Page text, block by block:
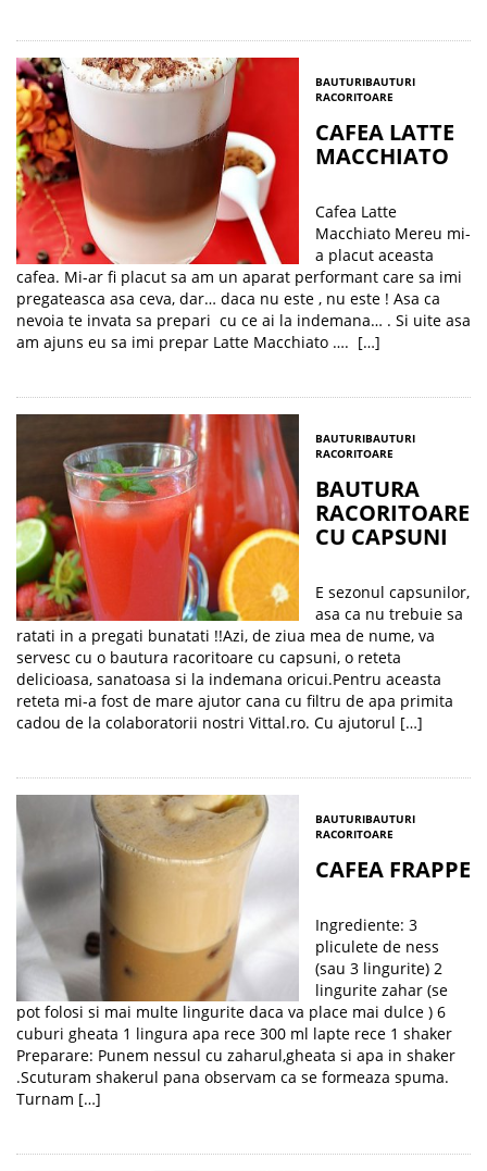
BAUTURIBAUTURI
RACORITOARE
CAFEA LATTE
MACCHIATO
Cafea Latte
Macchiato Mereu mi-
a placut aceasta
cafea. Mi-ar fi placut sa am un aparat performant care sa imi
pregateasca asa ceva, dar… daca nu este , nu este ! Asa ca
nevoia te invata sa prepari cu ce ai la indemana… . Si uite asa
am ajuns eu sa imi prepar Latte Macchiato …. […]
BAUTURIBAUTURI
RACORITOARE
BAUTURA
RACORITOARE
CU CAPSUNI
E sezonul capsunilor,
asa ca nu trebuie sa
ratati in a pregati bunatati !!Azi, de ziua mea de nume, va
servesc cu o bautura racoritoare cu capsuni, o reteta
delicioasa, sanatoasa si la indemana oricui.Pentru aceasta
reteta mi-a fost de mare ajutor cana cu filtru de apa primita
cadou de la colaboratorii nostri Vittal.ro. Cu ajutorul […]
BAUTURIBAUTURI
RACORITOARE
CAFEA FRAPPE
Ingrediente: 3
pliculete de ness
(sau 3 lingurite) 2
lingurite zahar (se
pot folosi si mai multe lingurite daca va place mai dulce ) 6
cuburi gheata 1 lingura apa rece 300 ml lapte rece 1 shaker
Preparare: Punem nessul cu zaharul,gheata si apa in shaker
.Scuturam shakerul pana observam ca se formeaza spuma.
Turnam […]